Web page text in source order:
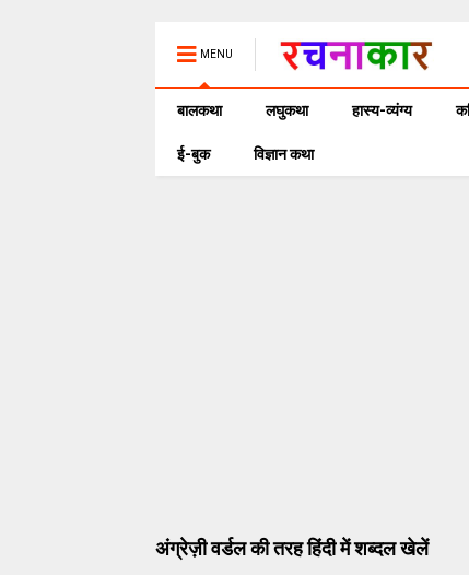
MENU
बालकथा लघुकथा हास्य-व्यंग्य
ई-बुक विज्ञान कथा
अंग्रेज़ी वर्डल की तरह हिंदी में शब्दल खेलें